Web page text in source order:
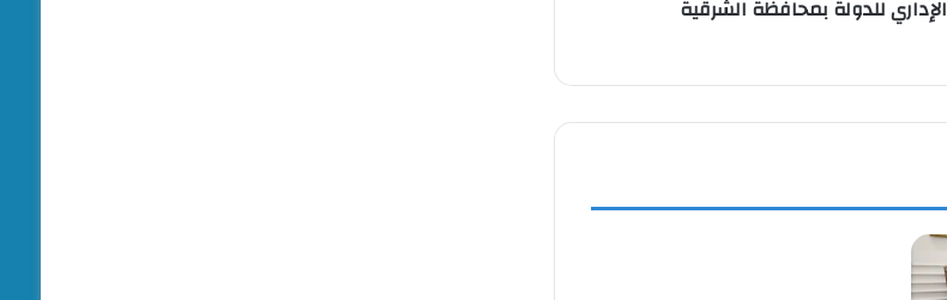
الإداري للدولة بمحافظة الشرقية